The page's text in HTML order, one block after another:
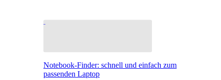
Notebook-Finder: schnell und einfach zum
passenden Laptop